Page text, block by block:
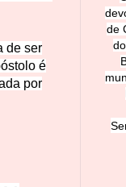
de ser
tolo é
por
de